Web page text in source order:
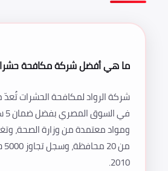
ما هي أفضل شركة مكافحة
شركة الرواد لمكافحة الحشرات تُعدّ
ومواد معتمدة من وزارة الصحة،
2010.